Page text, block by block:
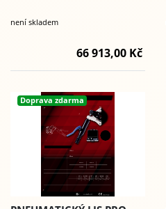
není skladem
66 913,00 Kč
Doprava zdarma